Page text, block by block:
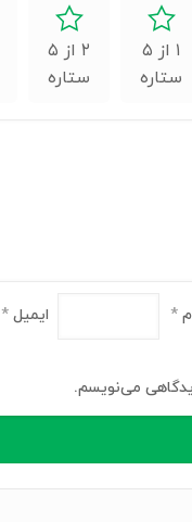
۱ از ۵
ستاره
۲ از ۵
ستاره
* ایمیل*
می‌نویسم.